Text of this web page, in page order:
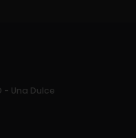
- Una Dulce